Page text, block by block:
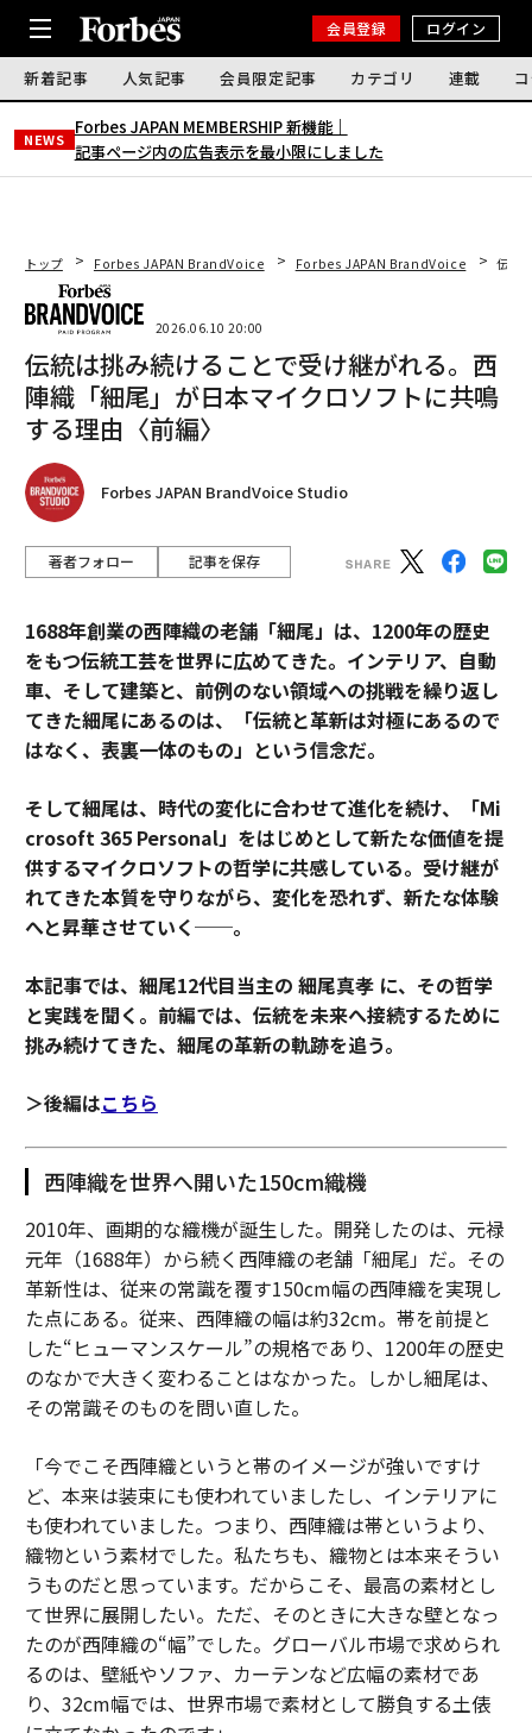
会員登録 ログイン
新着記事 人気記事 会員限定記事 カテゴリ 連載
NEWS
Forbes JAPAN MEMBERSHIP 新機能｜
記事ページ内の広告表示を最小限にしました
トップ Forbes JAPAN BrandVoice Forbes JAPAN BrandVoice 伝統
2026.06.10 20:00
伝統は挑み続けることで受け継がれる。西
陣織「細尾」が日本マイクロソフトに共鳴
する理由〈前編〉
Forbes JAPAN BrandVoice Studio
著者フォロー 記事を保存
1688年創業の西陣織の老舗「細尾」は、1200年の歴史
をもつ伝統工芸を世界に広めてきた。インテリア、自動
車、そして建築と、前例のない領域への挑戦を繰り返し
てきた細尾にあるのは、「伝統と革新は対極にあるので
はなく、表裏一体のもの」という信念だ。
そして細尾は、時代の変化に合わせて進化を続け、「Mi
crosoft 365 Personal」をはじめとして新たな価値を提
供するマイクロソフトの哲学に共感している。受け継が
れてきた本質を守りながら、変化を恐れず、新たな体験
へと昇華させていく──。
本記事では、細尾12代目当主の 細尾真孝 に、その哲学
と実践を聞く。前編では、伝統を未来へ接続するために
挑み続けてきた、細尾の革新の軌跡を追う。
＞後編はこちら
西陣織を世界へ開いた150cm織機
2010年、画期的な織機が誕生した。開発したのは、元禄
元年（1688年）から続く西陣織の老舗「細尾」だ。その
革新性は、従来の常識を覆す150cm幅の西陣織を実現し
た点にある。従来、西陣織の幅は約32cm。帯を前提と
した“ヒューマンスケール”の規格であり、1200年の歴史
のなかで大きく変わることはなかった。しかし細尾は、
その常識そのものを問い直した。
「今でこそ西陣織というと帯のイメージが強いですけ
ど、本来は装束にも使われていましたし、インテリアに
も使われていました。つまり、西陣織は帯というより、
織物という素材でした。私たちも、織物とは本来そうい
うものだと思っています。だからこそ、最高の素材とし
て世界に展開したい。ただ、そのときに大きな壁となっ
たのが西陣織の“幅”でした。グローバル市場で求められ
るのは、壁紙やソファ、カーテンなど広幅の素材であ
り、32cm幅では、世界市場で素材として勝負する土俵